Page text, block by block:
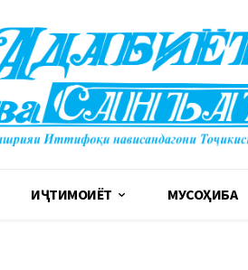
ИҶТИМОИЁТ МУСОҲИБА